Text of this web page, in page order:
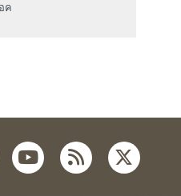
ค
youtube
rss twitter